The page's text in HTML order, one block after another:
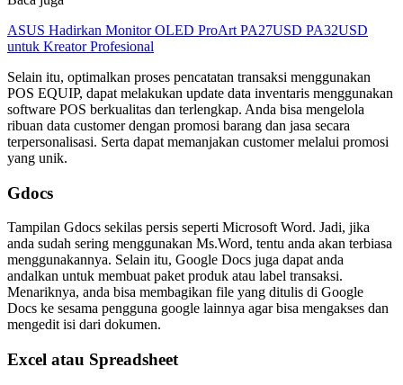
ASUS Hadirkan Monitor OLED ProArt PA27USD PA32USD
untuk Kreator Profesional
Selain itu, optimalkan proses pencatatan transaksi menggunakan
POS EQUIP, dapat melakukan update data inventaris menggunakan
software POS berkualitas dan terlengkap. Anda bisa mengelola
ribuan data customer dengan promosi barang dan jasa secara
terpersonalisasi. Serta dapat memanjakan customer melalui promosi
yang unik.
Gdocs
Tampilan Gdocs sekilas persis seperti Microsoft Word. Jadi, jika
anda sudah sering menggunakan Ms.Word, tentu anda akan terbiasa
menggunakannya. Selain itu, Google Docs juga dapat anda
andalkan untuk membuat paket produk atau label transaksi.
Menariknya, anda bisa membagikan file yang ditulis di Google
Docs ke sesama pengguna google lainnya agar bisa mengakses dan
mengedit isi dari dokumen.
Excel atau Spreadsheet